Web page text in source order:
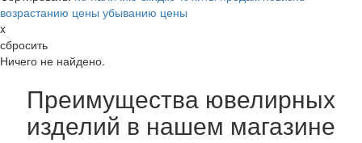
возрастанию цены убыванию цены
x
сбросить
Ничего не найдено.
Преимущества ювелирных
изделий в нашем магазине